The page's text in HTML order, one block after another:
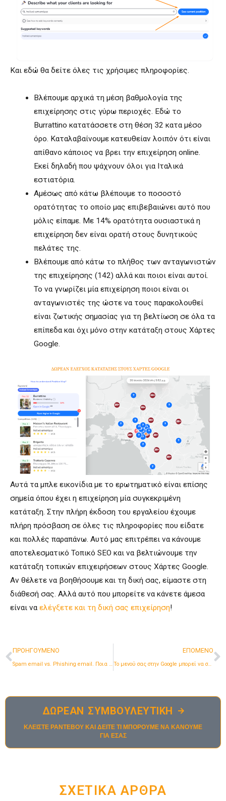
Και εδώ θα δείτε όλες τις χρήσιμες πληροφορίες.
Βλέπουμε αρχικά τη μέση βαθμολογία της
επιχείρησης στις γύρω περιοχές. Εδώ το
Burrattino κατατάσσετε στη θέση 32 κατα μέσο
όρο. Καταλαβαίνουμε κατευθείαν λοιπόν ότι είναι
απίθανο κάποιος να βρει την επιχείρηση online.
Εκεί δηλαδή που ψάχνουν όλοι για Ιταλικά
εστιατόρια.
Αμέσως από κάτω βλέπουμε το ποσοστό
ορατότητας το οποίο μας επιβεβαιώνει αυτό που
μόλις είπαμε. Με 14% ορατότητα ουσιαστικά η
επιχείρηση δεν είναι ορατή στους δυνητικούς
πελάτες της.
Βλέπουμε από κάτω το πλήθος των ανταγωνιστών
της επιχείρησης (142) αλλά και ποιοι είναι αυτοί.
Το να γνωρίζει μία επιχείρηση ποιοι είναι οι
ανταγωνιστές της ώστε να τους παρακολουθεί
είναι ζωτικής σημασίας για τη βελτίωση σε όλα τα
επίπεδα και όχι μόνο στην κατάταξη στους Χάρτες
Google.
Αυτά τα μπλε εικονίδια με το ερωτηματικό είναι επίσης
σημεία όπου έχει η επιχείρηση μία συγκεκριμένη
κατάταξη. Στην πλήρη έκδοση του εργαλείου έχουμε
πλήρη πρόσβαση σε όλες τις πληροφορίες που είδατε
και πολλές παραπάνω. Αυτό μας επιτρέπει να κάνουμε
αποτελεσματικό Τοπικό SEO και να βελτιώνουμε την
κατάταξη τοπικών επιχειρήσεων στους Χάρτες Google.
Αν θέλετε να βοηθήσουμε και τη δική σας, είμαστε στη
διάθεσή σας. Αλλά αυτό που μπορείτε να κάνετε άμεσα
είναι να ελέγξετε και τη δική σας επιχείρηση!
Προηγούμενο
ΠΡΟΗΓΟΥΜΕΝΟ
Spam email vs. Phishing email. Ποια η διαφορά τους και τι να κάνετε.
ΕΠΟΜΕΝΟ
Το μενού σας στην Google μπορεί να σας ανεβάσει στην κατάταξη
ΔΩΡΕΑΝ ΣΥΜΒΟΥΛΕΥΤΙΚΗ
ΚΛΕΙΣΤΕ ΡΑΝΤΕΒΟΥ ΚΑΙ ΔΕΙΤΕ ΤΙ ΜΠΟΡΟΥΜΕ ΝΑ ΚΑΝΟΥΜΕ
ΓΙΑ ΕΣΑΣ
ΣΧΕΤΙΚΆ ΆΡΘΡΑ